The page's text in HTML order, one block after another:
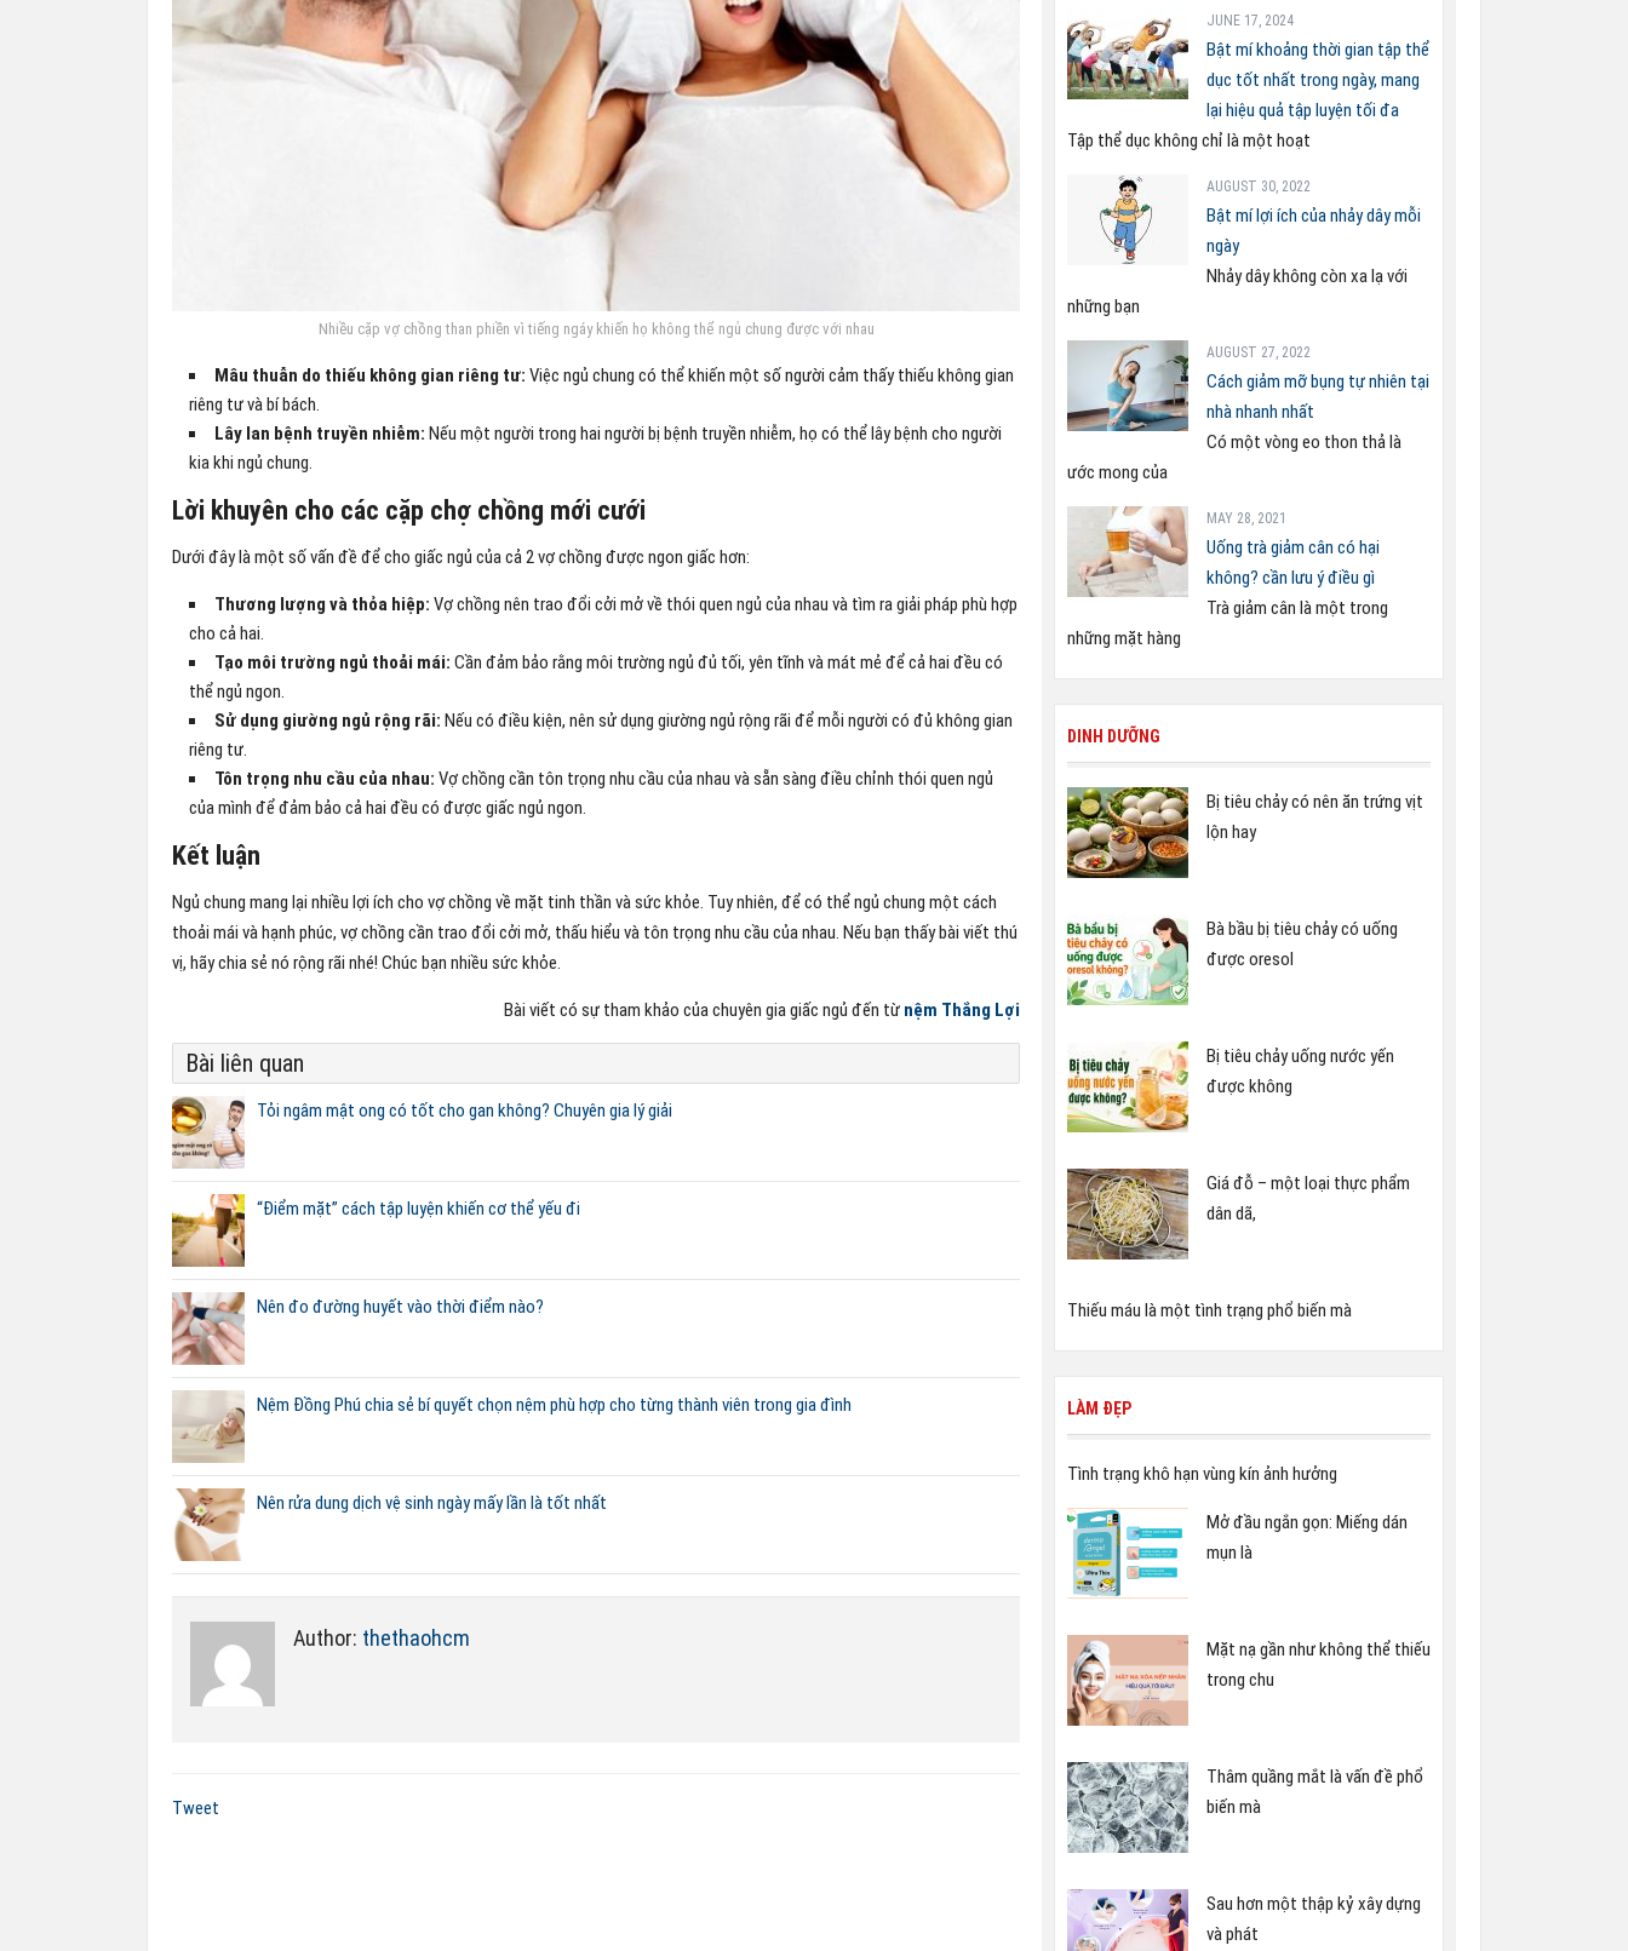
Nhiều cặp vợ chồng than phiền vì tiếng ngáy khiến họ không thể ngủ chung được với nhau
Mâu thuẫn do thiếu không gian riêng tư: Việc ngủ chung có thể khiến một số người cảm thấy thiếu không gian
riêng tư và bí bách.
Lây lan bệnh truyền nhiễm: Nếu một người trong hai người bị bệnh truyền nhiễm, họ có thể lây bệnh cho người
kia khi ngủ chung.
Lời khuyên cho các cặp chợ chồng mới cưới
Dưới đây là một số vấn đề để cho giấc ngủ của cả 2 vợ chồng được ngon giấc hơn:
Thương lượng và thỏa hiệp: Vợ chồng nên trao đổi cởi mở về thói quen ngủ của nhau và tìm ra giải pháp phù hợp
cho cả hai.
Tạo môi trường ngủ thoải mái: Cần đảm bảo rằng môi trường ngủ đủ tối, yên tĩnh và mát mẻ để cả hai đều có
thể ngủ ngon.
Sử dụng giường ngủ rộng rãi: Nếu có điều kiện, nên sử dụng giường ngủ rộng rãi để mỗi người có đủ không gian
riêng tư.
Tôn trọng nhu cầu của nhau: Vợ chồng cần tôn trọng nhu cầu của nhau và sẵn sàng điều chỉnh thói quen ngủ
của mình để đảm bảo cả hai đều có được giấc ngủ ngon.
Kết luận
Ngủ chung mang lại nhiều lợi ích cho vợ chồng về mặt tinh thần và sức khỏe. Tuy nhiên, để có thể ngủ chung một cách
thoải mái và hạnh phúc, vợ chồng cần trao đổi cởi mở, thấu hiểu và tôn trọng nhu cầu của nhau. Nếu bạn thấy bài viết thú
vị, hãy chia sẻ nó rộng rãi nhé! Chúc bạn nhiều sức khỏe.
Bài viết có sự tham khảo của chuyên gia giấc ngủ đến từ nệm Thắng Lợi
Bài liên quan
Tỏi ngâm mật ong có tốt cho gan không? Chuyên gia lý giải
“Điểm mặt” cách tập luyện khiến cơ thể yếu đi
Nên đo đường huyết vào thời điểm nào?
Nệm Đồng Phú chia sẻ bí quyết chọn nệm phù hợp cho từng thành viên trong gia đình
Nên rửa dung dịch vệ sinh ngày mấy lần là tốt nhất
Author: thethaohcm
Tweet
JUNE 17, 2024
Bật mí khoảng thời gian tập thể
dục tốt nhất trong ngày, mang
lại hiệu quả tập luyện tối đa
Tập thể dục không chỉ là một hoạt
AUGUST 30, 2022
Bật mí lợi ích của nhảy dây mỗi
ngày
Nhảy dây không còn xa lạ với
những bạn
AUGUST 27, 2022
Cách giảm mỡ bụng tự nhiên tại
nhà nhanh nhất
Có một vòng eo thon thả là
ước mong của
MAY 28, 2021
Uống trà giảm cân có hại
không? cần lưu ý điều gì
Trà giảm cân là một trong
những mặt hàng
DINH DƯỠNG
Bị tiêu chảy có nên ăn trứng vịt
lộn hay
Bà bầu bị tiêu chảy có uống
được oresol
Bị tiêu chảy uống nước yến
được không
Giá đỗ – một loại thực phẩm
dân dã,
Thiếu máu là một tình trạng phổ biến mà
LÀM ĐẸP
Tình trạng khô hạn vùng kín ảnh hưởng
Mở đầu ngắn gọn: Miếng dán
mụn là
Mặt nạ gần như không thể thiếu
trong chu
Thâm quầng mắt là vấn đề phổ
biến mà
Sau hơn một thập kỷ xây dựng
và phát